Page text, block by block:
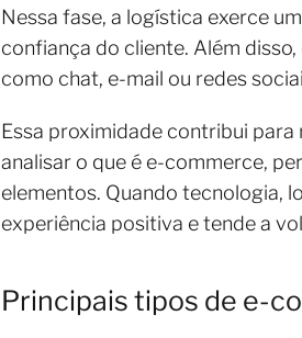
Nessa fase, a logística exerce
confiança do cliente. Além
como chat, e-mail ou redes
Essa proximidade contribui
analisar o que é e-commerce,
elementos. Quando tecnologia,
experiência positiva e tende a
Principais tipos de e-